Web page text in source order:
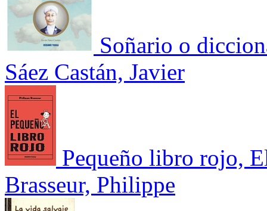
Soñario o
Sáez Castán, Javier
Pequeño libro rojo,
Brasseur, Philippe